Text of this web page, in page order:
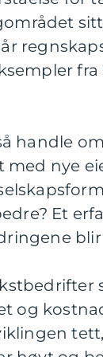
handle
nye
Et
og